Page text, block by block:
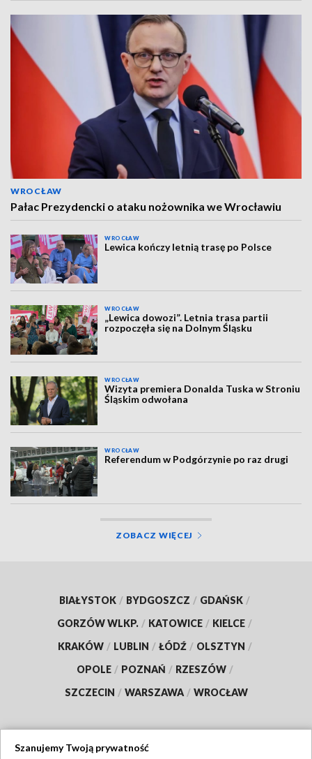
WROCŁAW
Pałac Prezydencki o ataku nożownika we Wrocławiu
WROCŁAW
Lewica kończy letnią trasę po Polsce
WROCŁAW
„Lewica dowozi”. Letnia trasa partii
rozpoczęła się na Dolnym Śląsku
WROCŁAW
Wizyta premiera Donalda Tuska w Stroniu
Śląskim odwołana
WROCŁAW
Referendum w Podgórzynie po raz drugi
ZOBACZ WIĘCEJ
BIAŁYSTOK / BYDGOSZCZ / GDAŃSK /
GORZÓW WLKP. / KATOWICE / KIELCE /
KRAKÓW / LUBLIN / ŁÓDŹ / OLSZTYN /
OPOLE / POZNAŃ / RZESZÓW /
SZCZECIN / WARSZAWA / WROCŁAW
Szanujemy Twoją prywatność